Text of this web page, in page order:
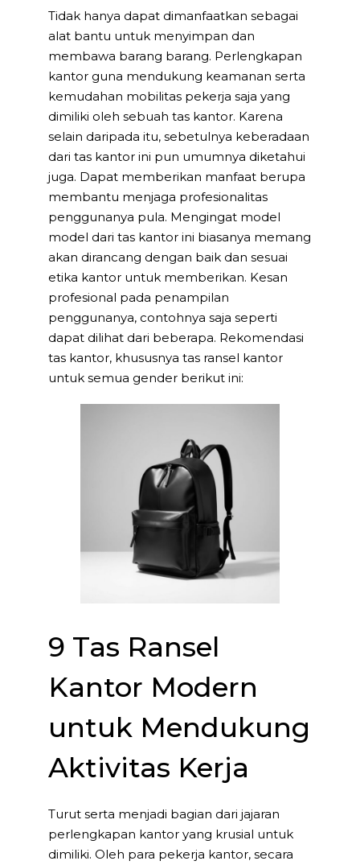
Tidak hanya dapat dimanfaatkan sebagai
alat bantu untuk menyimpan dan
membawa barang barang. Perlengkapan
kantor guna mendukung keamanan serta
kemudahan mobilitas pekerja saja yang
dimiliki oleh sebuah tas kantor. Karena
selain daripada itu, sebetulnya keberadaan
dari tas kantor ini pun umumnya diketahui
juga. Dapat memberikan manfaat berupa
membantu menjaga profesionalitas
penggunanya pula. Mengingat model
model dari tas kantor ini biasanya memang
akan dirancang dengan baik dan sesuai
etika kantor untuk memberikan. Kesan
profesional pada penampilan
penggunanya, contohnya saja seperti
dapat dilihat dari beberapa. Rekomendasi
tas kantor, khususnya tas ransel kantor
untuk semua gender berikut ini:
9 Tas Ransel
Kantor Modern
untuk Mendukung
Aktivitas Kerja
Turut serta menjadi bagian dari jajaran
perlengkapan kantor yang krusial untuk
dimiliki. Oleh para pekerja kantor, secara